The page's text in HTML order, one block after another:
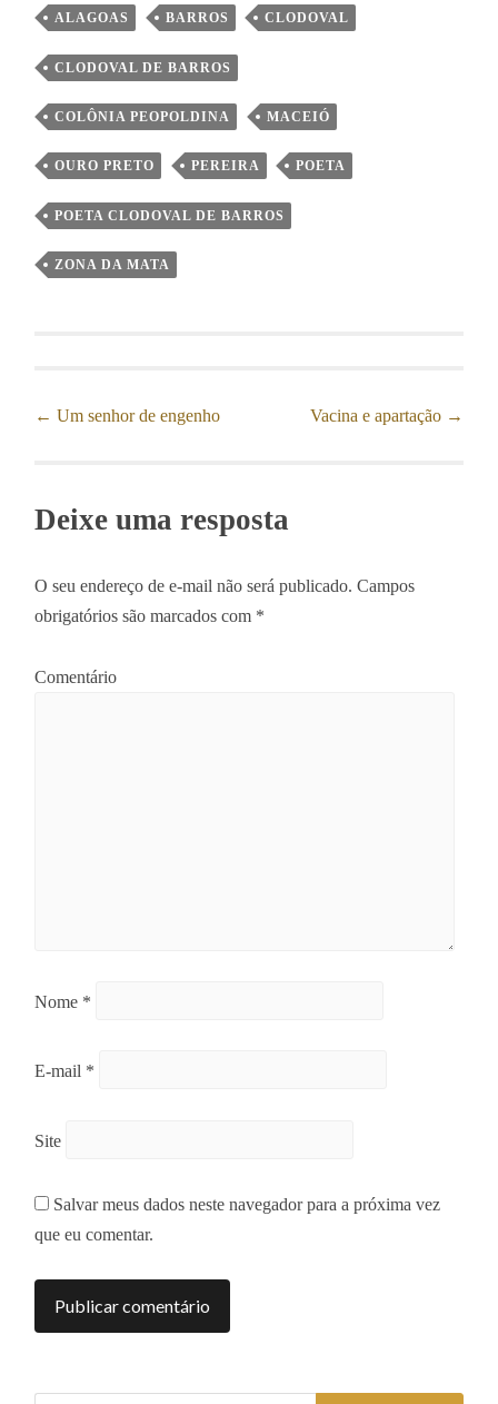
ALAGOAS BARROS CLODOVAL
CLODOVAL DE BARROS
COLÔNIA PEOPOLDINA MACEIÓ
OURO PRETO PEREIRA POETA
POETA CLODOVAL DE BARROS
ZONA DA MATA
Post navigation
← Um senhor de engenho Vacina e apartação →
Deixe uma resposta
O seu endereço de e-mail não será publicado. Campos
obrigatórios são marcados com *
Comentário
Nome *
E-mail *
Site
Salvar meus dados neste navegador para a próxima vez
que eu comentar.